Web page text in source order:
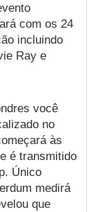
com os 24
incluindo
Ray e
você
no
às
é transmitido
Único
medirá
que